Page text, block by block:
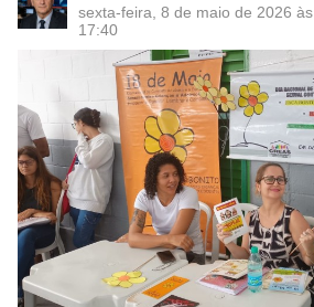
sexta-feira, 8 de maio de 2026 às
17:40